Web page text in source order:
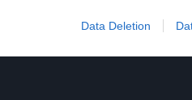
Data Deletion